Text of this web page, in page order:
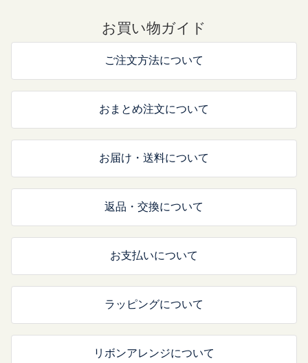
お買い物ガイド
ご注文方法について
おまとめ注文について
お届け・送料について
返品・交換について
お支払いについて
ラッピングについて
リボンアレンジについて